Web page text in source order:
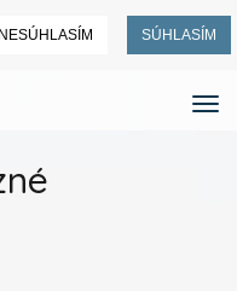
NESÚHLASÍM SÚHLASÍM